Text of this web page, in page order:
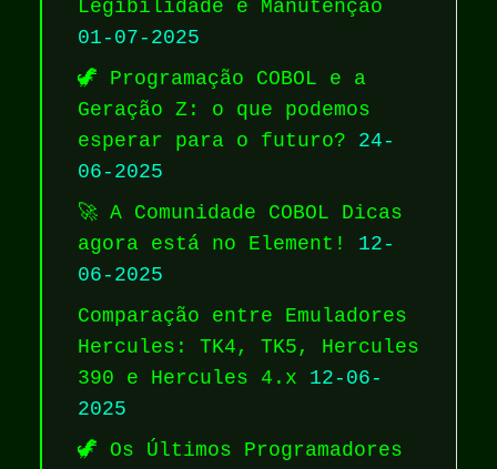
Legibilidade e Manutenção
01-07-2025
🦖 Programação COBOL e a
Geração Z: o que podemos
esperar para o futuro?
24-
06-2025
🚀 A Comunidade COBOL Dicas
agora está no Element!
12-
06-2025
Comparação entre Emuladores
Hercules: TK4, TK5, Hercules
390 e Hercules 4.x
12-06-
2025
🦖 Os Últimos Programadores